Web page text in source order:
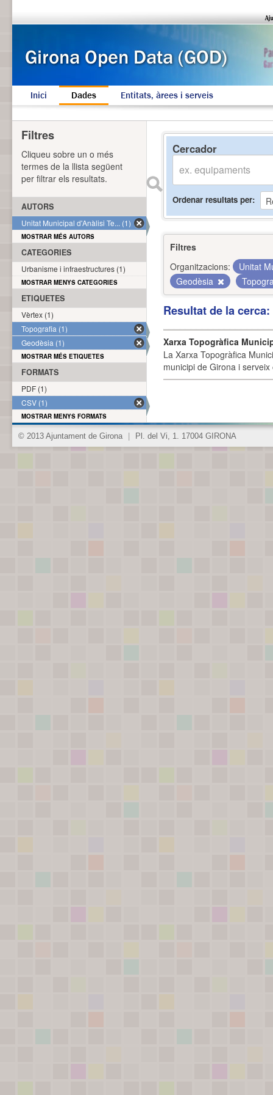
Inici Dades Entitats, àrees i serveis
Cercador
Ordenar resultats per
Filtres
Organitzacions:
Unitat
Geodèsia
Resultat de la
Xarxa Topogràfica
La Xarxa Topogràfica
municipi de Girona i
Filtres
Cliqueu sobre un o més
termes de la llista següent
per filtrar els resultats.
AUTORS
Unitat Municipal d'Anàlisi Te... (1)
MOSTRAR MÉS AUTORS
CATEGORIES
Urbanisme i infraestructures (1)
MOSTRAR MENYS CATEGORIES
ETIQUETES
Vèrtex (1)
Topografia (1)
Geodèsia (1)
MOSTRAR MÉS ETIQUETES
FORMATS
PDF (1)
CSV (1)
MOSTRAR MENYS FORMATS
© 2013 Ajuntament de Girona Pl. del Vi, 1. 17004 GIRONA